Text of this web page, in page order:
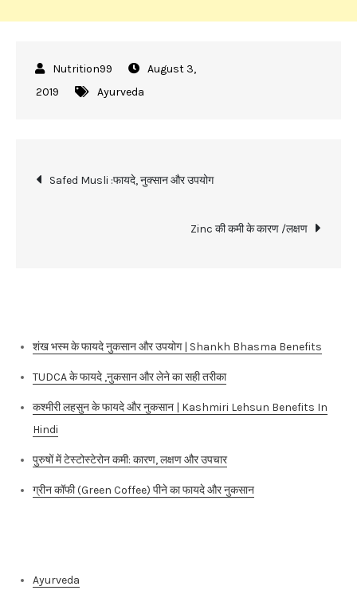
August 3,
2019
Ayurveda
Post
navigation
Safed Musli :फायदे, नुक्सान और उपयोग
Zinc की कमी के कारण /लक्षण
शंख भस्म के फायदे नुकसान और उपयोग | Shankh Bhasma Benefits
TUDCA के फायदे ,नुकसान और लेने का सही तरीका
कश्मीरी लहसुन के फायदे और नुकसान | Kashmiri Lehsun Benefits In
Hindi
पुरुषों में टेस्टोस्टेरोन कमी: कारण, लक्षण और उपचार
ग्रीन कॉफी (Green Coffee) पीने का फायदे और नुकसान
Ayurveda